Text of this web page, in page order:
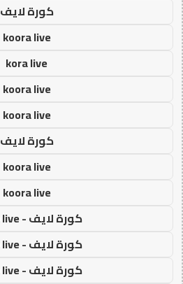
كورة لايف
koora live
kora live
koora live
koora live
كورة لايف
koora live
koora live
كورة لايف - koora live
كورة لايف - koora live
كورة لايف - koora live